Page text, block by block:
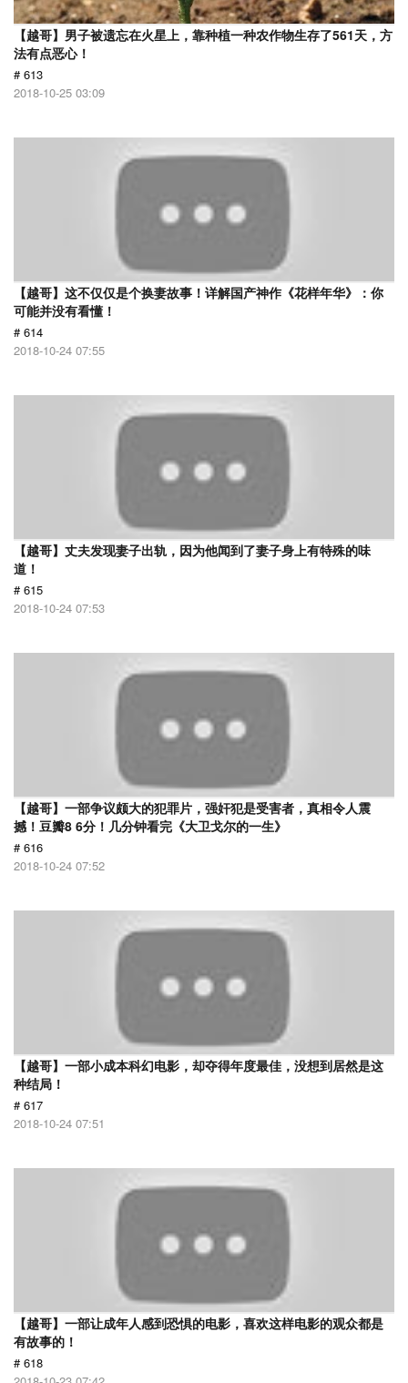
【越哥】男子被遗忘在火星上，靠种植一种农作物生存了561天，方
法有点恶心！
# 613
2018-10-25 03:09
【越哥】这不仅仅是个换妻故事！详解国产神作《花样年华》：你
可能并没有看懂！
# 614
2018-10-24 07:55
【越哥】丈夫发现妻子出轨，因为他闻到了妻子身上有特殊的味
道！
# 615
2018-10-24 07:53
【越哥】一部争议颇大的犯罪片，强奸犯是受害者，真相令人震
撼！豆瓣8 6分！几分钟看完《大卫戈尔的一生》
# 616
2018-10-24 07:52
【越哥】一部小成本科幻电影，却夺得年度最佳，没想到居然是这
种结局！
# 617
2018-10-24 07:51
【越哥】一部让成年人感到恐惧的电影，喜欢这样电影的观众都是
有故事的！
# 618